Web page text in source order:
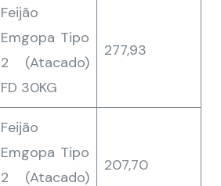
Feijão
Emgopa Tipo
2 (Atacado)
FD 30KG
277,93
Feijão
Emgopa Tipo
2 (Atacado)
207,70